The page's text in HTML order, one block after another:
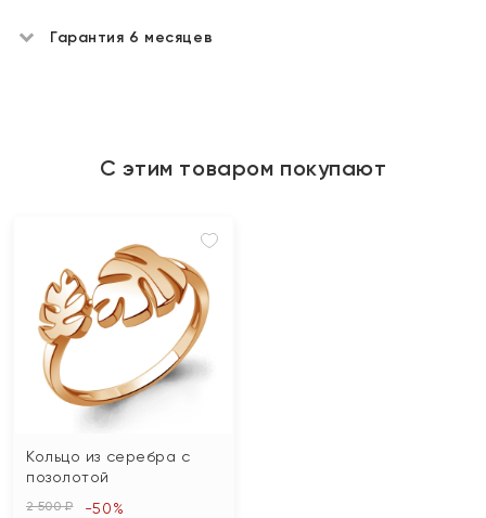
Гарантия 6 месяцев
С этим товаром покупают
Кольцо из серебра с
позолотой
2 500 ₽ -50%